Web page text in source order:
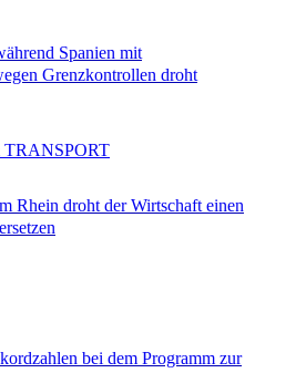
Spanien mit
Grenzkontrollen droht
Rhein droht der Wirtschaft einen
bei dem Programm zur